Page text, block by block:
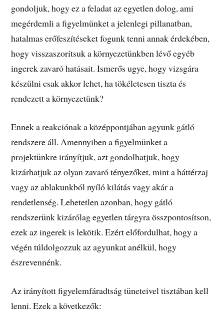
gondoljuk, hogy ez a feladat az egyetlen dolog, ami
megérdemli a figyelmünket a jelenlegi pillanatban,
hatalmas erőfeszítéseket fogunk tenni annak érdekében,
hogy visszaszorítsuk a környezetünkben lévő egyéb
ingerek zavaró hatásait. Ismerős ugye, hogy vizsgára
készülni csak akkor lehet, ha tökéletesen tiszta és
rendezett a környezetünk?
Ennek a reakciónak a középpontjában agyunk gátló
rendszere áll. Amennyiben a figyelmünket a
projektünkre irányítjuk, azt gondolhatjuk, hogy
kizárhatjuk az olyan zavaró tényezőket, mint a háttérzaj
vagy az ablakunkból nyíló kilátás vagy akár a
rendetlenség. Lehetetlen azonban, hogy gátló
rendszerünk kizárólag egyetlen tárgyra összpontosítson,
ezek az ingerek is lekötik. Ezért előfordulhat, hogy a
végén túldolgozzuk az agyunkat anélkül, hogy
észrevennénk.
Az irányított figyelemfáradtság tüneteivel tisztában kell
lenni. Ezek a következők: